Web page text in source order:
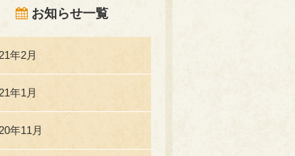
お知らせ一覧
年2月
年1月
年11月